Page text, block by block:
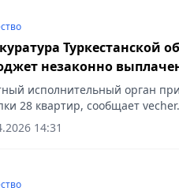
Туркестанской
незаконно
исполнительный орган
28 квартир, сообщает
14:31